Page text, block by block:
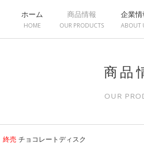
ホーム
HOME
商品情報
OUR PRODUCTS
企業情
ABOUT
商品
OUR
終売 チョコレートディスク